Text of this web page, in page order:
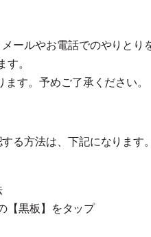
ールやお電話でのやりとり
。
す。予めご了承ください。
る方法は、下記になります。
【黒板】をタップ